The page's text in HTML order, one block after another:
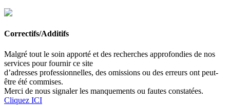
Correctifs/Additifs
Malgré tout le soin apporté et des recherches approfondies de nos
services pour fournir ce site
d’adresses professionnelles, des omissions ou des erreurs ont peut-
être été commises.
Merci de nous signaler les manquements ou fautes constatées.
Cliquez ICI